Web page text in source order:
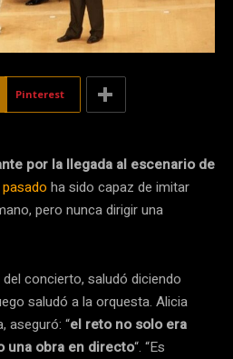
Pinterest
por la llegada al escenario de
pasado ha sido capaz de imitar
pero nunca dirigir una
concierto, saludó diciendo
saludó a la orquesta. Alicia
aseguró: “el reto no solo era
una obra en directo“. “Es